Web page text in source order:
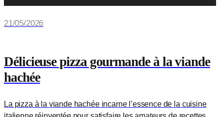
21/05/2026
Délicieuse pizza gourmande à la viande
hachée
La pizza à la viande hachée incarne l’essence de la cuisine